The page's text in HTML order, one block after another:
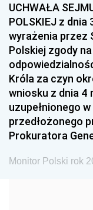
1996
1993
1990
1987
1984
1981
1978
1975
UCHWAŁA
POLSKIEJ z
wyrażenia przez
Polskiej zgody
Króla za czyn
wniosku z dnia 4
uzupełnionego
przedłożonego
Prokuratora
Monitor Polski rok